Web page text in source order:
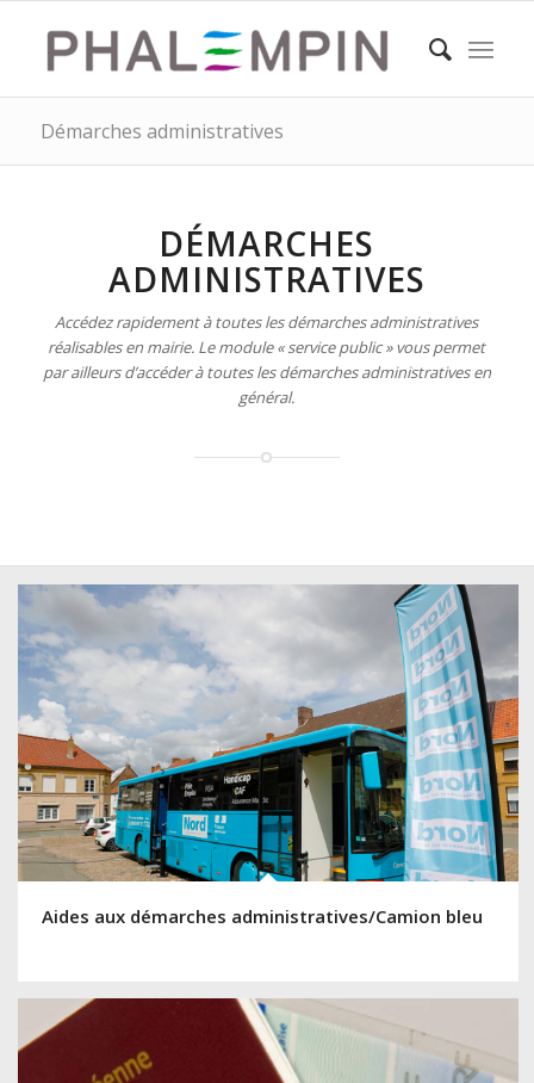
Démarches administratives
DÉMARCHES
ADMINISTRATIVES
Accédez rapidement à toutes les démarches administratives
réalisables en mairie. Le module « service public » vous permet
par ailleurs d’accéder à toutes les démarches administratives en
général.
Aides aux démarches administratives/Camion bleu